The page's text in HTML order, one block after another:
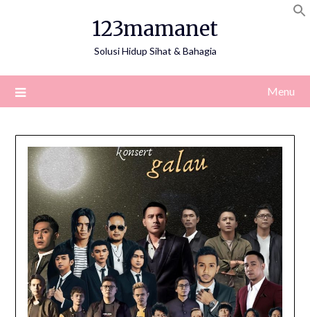
123mamanet
Solusi Hidup Sihat & Bahagia
Menu